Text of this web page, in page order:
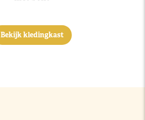
Bekijk kledingkast